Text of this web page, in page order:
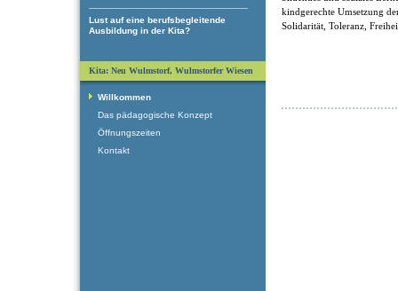
Lust auf eine berufsbegleitende
Ausbildung in der Kita?
kindgerechte Umsetzung
Solidarität, Toleranz,
Kita: Neu Wulmstorf, Wulmstorfer Wiesen
Willkommen
Das pädagogische Konzept
Öffnungszeiten
Kontakt